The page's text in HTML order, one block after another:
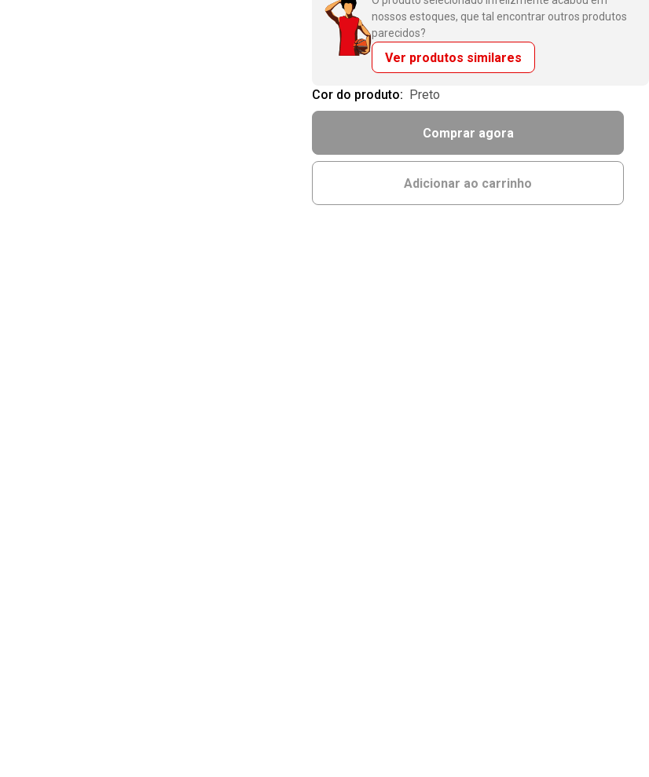
nossos estoques, que tal encontrar outros produtos
parecidos?
Ver produtos similares
Cor do produto: preto
Comprar agora
Adicionar ao carrinho